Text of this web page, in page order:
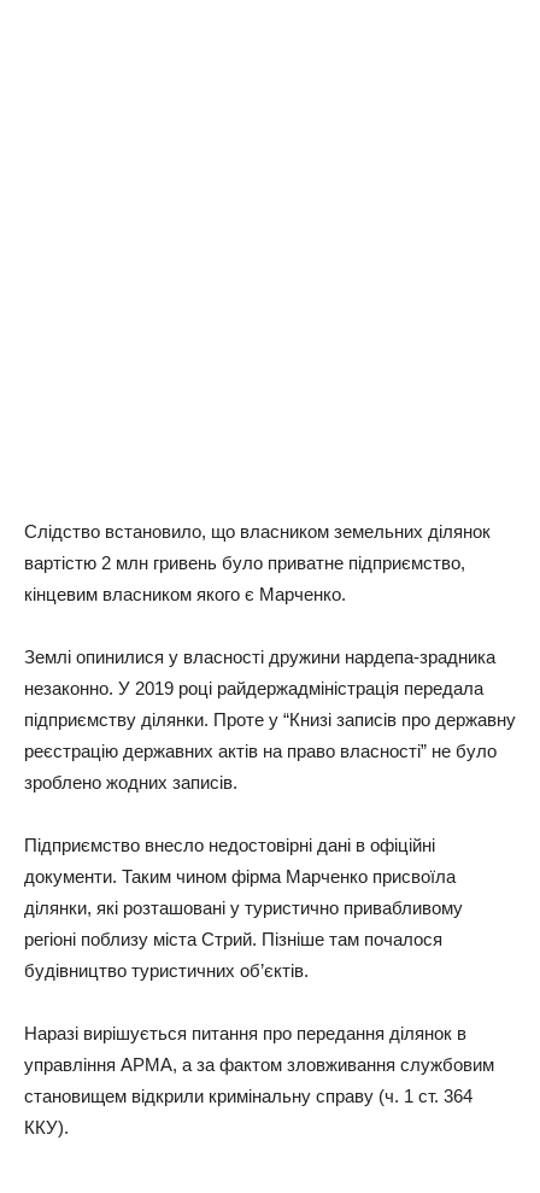
Слідство встановило, що власником земельних ділянок
вартістю 2 млн гривень було приватне підприємство,
кінцевим власником якого є Марченко.
Землі опинилися у власності дружини нардепа-зрадника
незаконно. У 2019 році райдержадміністрація передала
підприємству ділянки. Проте у “Книзі записів про державну
реєстрацію державних актів на право власності” не було
зроблено жодних записів.
Підприємство внесло недостовірні дані в офіційні
документи. Таким чином фірма Марченко присвоїла
ділянки, які розташовані у туристично привабливому
регіоні поблизу міста Стрий. Пізніше там почалося
будівництво туристичних об’єктів.
Наразі вирішується питання про передання ділянок в
управління АРМА, а за фактом зловживання службовим
становищем відкрили кримінальну справу (ч. 1 ст. 364
ККУ).